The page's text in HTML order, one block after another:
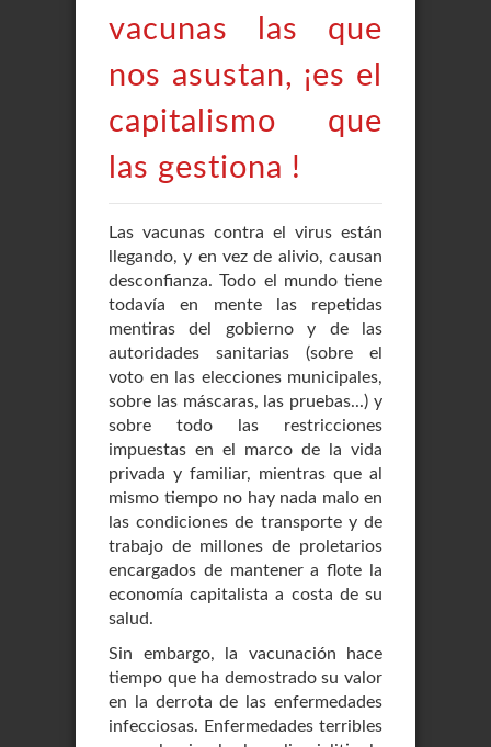
vacunas las que
nos asustan, ¡es el
capitalismo que
las gestiona !
Las vacunas contra el virus están
llegando, y en vez de alivio, causan
desconfianza. Todo el mundo tiene
todavía en mente las repetidas
mentiras del gobierno y de las
autoridades sanitarias (sobre el
voto en las elecciones municipales,
sobre las máscaras, las pruebas...) y
sobre todo las restricciones
impuestas en el marco de la vida
privada y familiar, mientras que al
mismo tiempo no hay nada malo en
las condiciones de transporte y de
trabajo de millones de proletarios
encargados de mantener a flote la
economía capitalista a costa de su
salud.
Sin embargo, la vacunación hace
tiempo que ha demostrado su valor
en la derrota de las enfermedades
infecciosas. Enfermedades terribles